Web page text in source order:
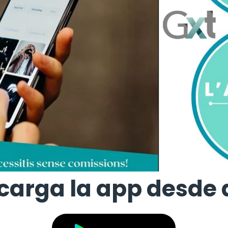
la app desde